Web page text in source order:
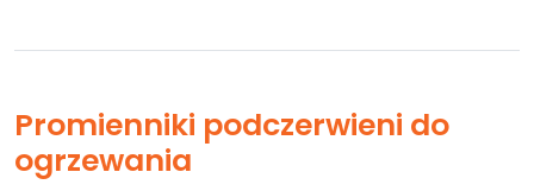
Promienniki podczerwieni do
ogrzewania